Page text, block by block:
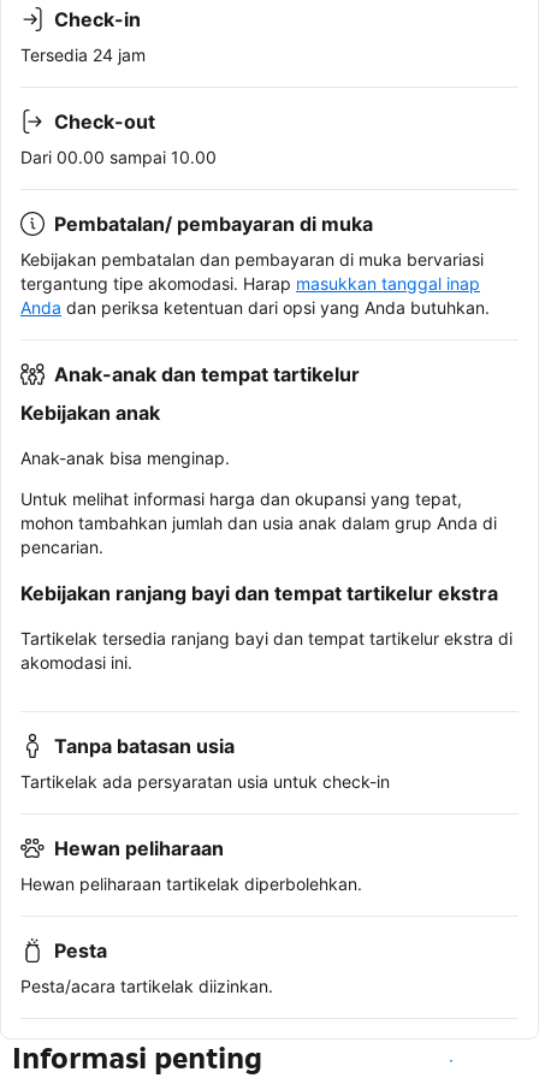
Check-in
Tersedia 24 jam
Check-out
Dari 00.00 sampai 10.00
Pembatalan/ pembayaran di muka
Kebijakan pembatalan dan pembayaran di muka bervariasi
tergantung tipe akomodasi. Harap masukkan tanggal inap
Anda dan periksa ketentuan dari opsi yang Anda butuhkan.
Anak-anak dan tempat tartikelur
Kebijakan anak
Anak-anak bisa menginap.
Untuk melihat informasi harga dan okupansi yang tepat,
mohon tambahkan jumlah dan usia anak dalam grup Anda di
pencarian.
Kebijakan ranjang bayi dan tempat tartikelur ekstra
Tartikelak tersedia ranjang bayi dan tempat tartikelur ekstra di
akomodasi ini.
Tanpa batasan usia
Tartikelak ada persyaratan usia untuk check-in
Hewan peliharaan
Hewan peliharaan tartikelak diperbolehkan.
Pesta
Pesta/acara tartikelak diizinkan.
Informasi penting Lihat ketersediaan